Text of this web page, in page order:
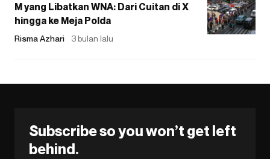
M yang Libatkan WNA: Dari Cuitan di X
hingga ke Meja Polda
Risma Azhari 3 bulan lalu
Subscribe so you won’t get left
behind.